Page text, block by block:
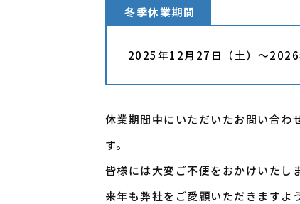
冬季休業期間
2025年12月27日（土）～
休業期間中にいただいたお問い合わ
す。
皆様には大変ご不便をおかけいたし
来年も弊社をご愛顧いただきますよ